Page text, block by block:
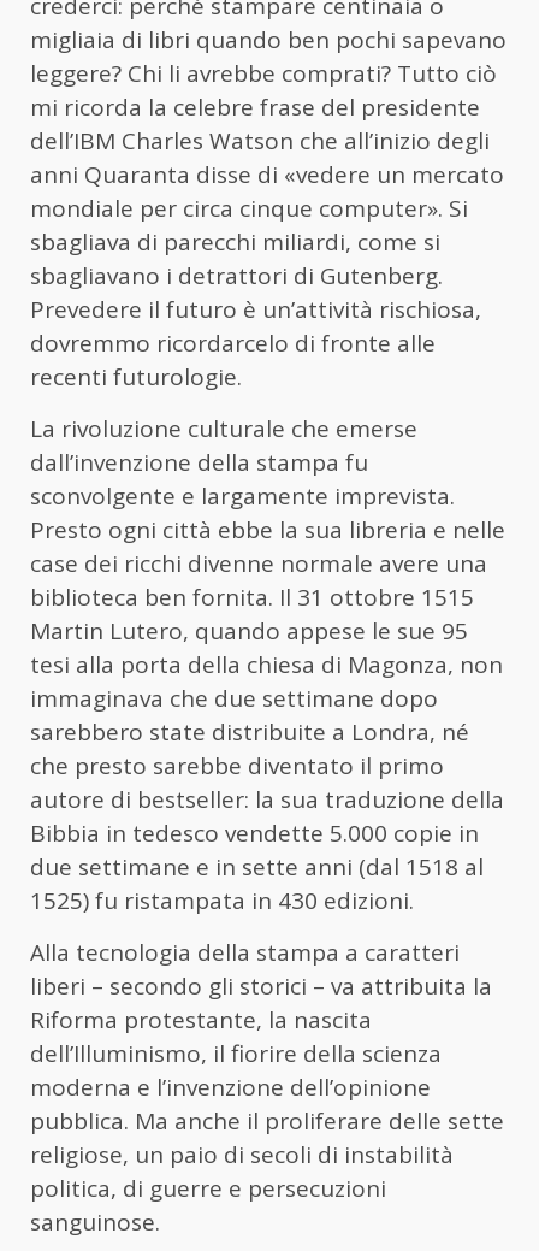
migliaia di libri quando ben pochi sapevano
leggere? Chi li avrebbe comprati? Tutto ciò
mi ricorda la celebre frase del presidente
dell’IBM Charles Watson che all’inizio degli
anni Quaranta disse di «vedere un mercato
mondiale per circa cinque computer». Si
sbagliava di parecchi miliardi, come si
sbagliavano i detrattori di Gutenberg.
Prevedere il futuro è un’attività rischiosa,
dovremmo ricordarcelo di fronte alle
recenti futurologie.
La rivoluzione culturale che emerse
dall’invenzione della stampa fu
sconvolgente e largamente imprevista.
Presto ogni città ebbe la sua libreria e nelle
case dei ricchi divenne normale avere una
biblioteca ben fornita. Il 31 ottobre 1515
Martin Lutero, quando appese le sue 95
tesi alla porta della chiesa di Magonza, non
immaginava che due settimane dopo
sarebbero state distribuite a Londra, né
che presto sarebbe diventato il primo
autore di bestseller: la sua traduzione della
Bibbia in tedesco vendette 5.000 copie in
due settimane e in sette anni (dal 1518 al
1525) fu ristampata in 430 edizioni.
Alla tecnologia della stampa a caratteri
liberi – secondo gli storici – va attribuita la
Riforma protestante, la nascita
dell’Illuminismo, il fiorire della scienza
moderna e l’invenzione dell’opinione
pubblica. Ma anche il proliferare delle sette
religiose, un paio di secoli di instabilità
politica, di guerre e persecuzioni
sanguinose.